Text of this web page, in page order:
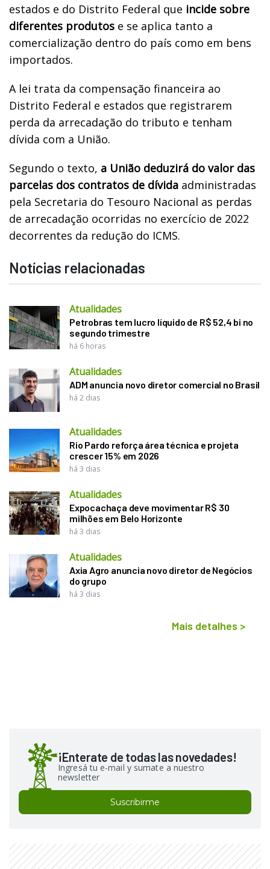
estados e do Distrito Federal que incide sobre
diferentes produtos e se aplica tanto a
comercialização dentro do país como em bens
importados.
A lei trata da compensação financeira ao
Distrito Federal e estados que registrarem
perda da arrecadação do tributo e tenham
dívida com a União.
Segundo o texto, a União deduzirá do valor das
parcelas dos contratos de dívida administradas
pela Secretaria do Tesouro Nacional as perdas
de arrecadação ocorridas no exercício de 2022
decorrentes da redução do ICMS.
Notícias relacionadas
Atualidades
Petrobras tem lucro líquido de R$ 52,4 bi no
segundo trimestre
há 6 horas
Atualidades
ADM anuncia novo diretor comercial no Brasil
há 2 dias
Atualidades
Rio Pardo reforça área técnica e projeta
crescer 15% em 2026
há 3 dias
Atualidades
Expocachaça deve movimentar R$ 30
milhões em Belo Horizonte
há 3 dias
Atualidades
Axia Agro anuncia novo diretor de Negócios
do grupo
há 3 dias
Mais detalhes >
¡Enterate de todas las novedades!
Ingresá tu e-mail y sumate a nuestro
newsletter
Suscribirme